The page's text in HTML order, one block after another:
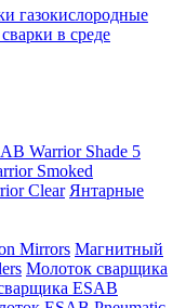
газокислородные
в среде
Warrior Shade 5
Smoked
Clear Янтарные
Mirrors Магнитный
Молоток сварщика
ESAB